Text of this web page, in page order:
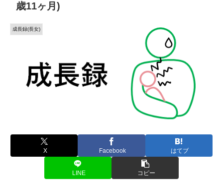
歳11ヶ月)
成長録(長女)
X Facebook はてブ
LINE コピー